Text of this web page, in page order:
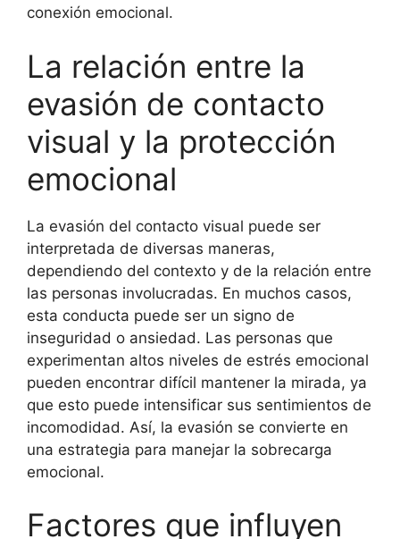
conexión emocional.
La relación entre la
evasión de contacto
visual y la protección
emocional
La evasión del contacto visual puede ser
interpretada de diversas maneras,
dependiendo del contexto y de la relación entre
las personas involucradas. En muchos casos,
esta conducta puede ser un signo de
inseguridad o ansiedad. Las personas que
experimentan altos niveles de estrés emocional
pueden encontrar difícil mantener la mirada, ya
que esto puede intensificar sus sentimientos de
incomodidad. Así, la evasión se convierte en
una estrategia para manejar la sobrecarga
emocional.
Factores que influyen